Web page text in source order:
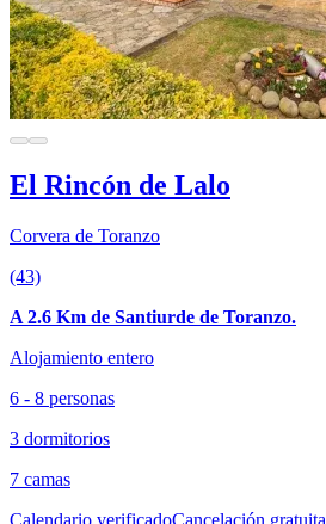
El Rincón de Lalo
Corvera de Toranzo
(43)
A 2.6 Km de Santiurde de Toranzo.
Alojamiento entero
6 - 8 personas
3 dormitorios
7 camas